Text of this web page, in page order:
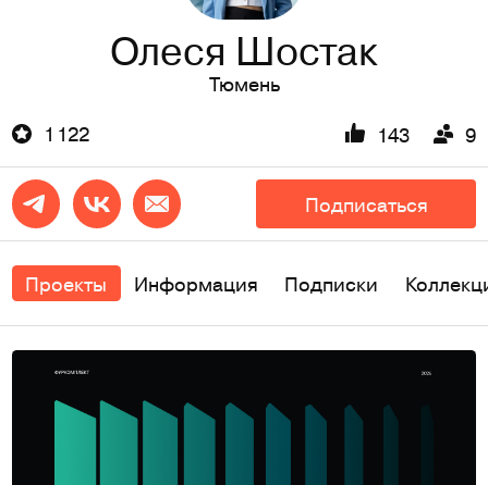
Олеся Шостак
Тюмень
1 122
143 9
Подписаться
Проекты Информация Подписки